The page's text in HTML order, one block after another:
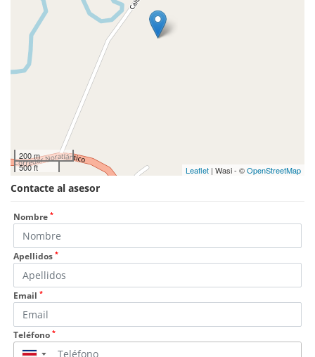
200 m
500 ft
Leaflet | Wasi - ©OpenStreetMap
Contacte al asesor
Nombre *
Apellidos *
Email *
Teléfono *
▼